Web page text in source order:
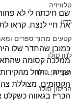
טלוויזיה
רדיו
קטעים מתוך ספרים
לנון סולו
מקרטני סולו
הריסון סולו
שם חיכתה לי לא
את חיי לנצח. קראו
כמובן שהחדר שלו
ממלכה קסומה
שנייה…החל מהקירות
הקסומים, מצוללת
הכריז בגאווה